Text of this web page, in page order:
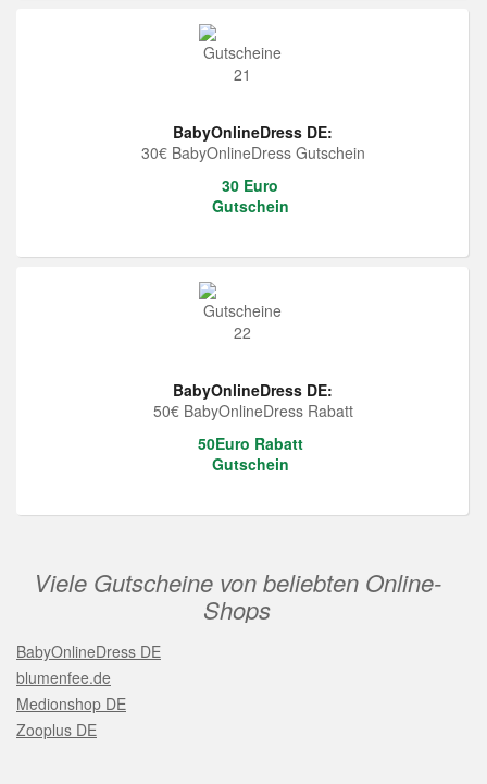
BabyOnlineDress DE:
30€ BabyOnlineDress Gutschein
30 Euro
Gutschein
BabyOnlineDress DE:
50€ BabyOnlineDress Rabatt
50Euro Rabatt
Gutschein
Viele Gutscheine von beliebten Online-
Shops
BabyOnlineDress DE
blumenfee.de
Medionshop DE
Zooplus DE